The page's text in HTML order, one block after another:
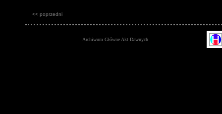
<< poprzedni
Archiwum Główne Akt Dawnych